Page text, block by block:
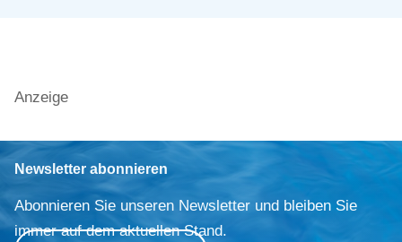
Anzeige
Newsletter abonnieren
Abonnieren Sie unseren Newsletter und bleiben Sie
immer auf dem aktuellen Stand.